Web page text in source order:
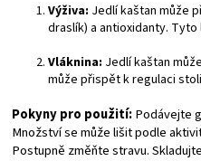
Výživa: Jedlí kaštan může
draslík) a antioxidanty.
Vláknina: Jedlí kaštan
může přispět k regulaci
Pokyny pro použití:Podávejte
Množství se může lišit podle
Postupně změňte stravu.